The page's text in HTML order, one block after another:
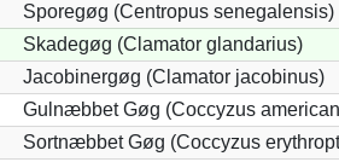
Sporegøg (Centropus senegalensis)
Skadegøg (Clamator glandarius)
Jacobinergøg (Clamator jacobinus)
Gulnæbbet Gøg (Coccyzus
Sortnæbbet Gøg (Coccyzus